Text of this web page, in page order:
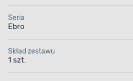
Seria
Ebro
Skład zestawu
1 szt.